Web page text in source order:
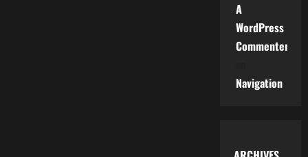
A
WordPress
Commenter
Navigation